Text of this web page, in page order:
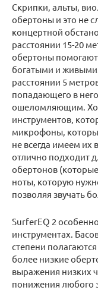
Скрипки, альты,
обертоны и это не
концертной
расстоянии 15-20
обертоны помогают
богатыми и
расстоянии 5
попадающего в
ошеломляющим.
инструментов,
микрофоны,
не всегда имеем
отлично подходит
обертонов
ноты, которую
позволяя звучать
SurferEQ 2
инструментах.
степени
более низкие
выражения низких
понижения любого